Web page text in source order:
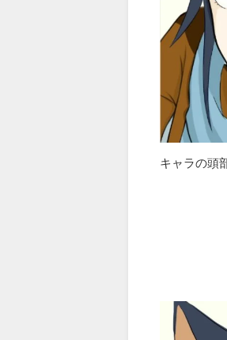
キャラの頭